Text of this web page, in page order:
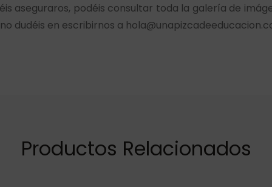
aseguraros, podéis consultar toda la galería de
dudéis en escribirnos a
Productos Relacionados